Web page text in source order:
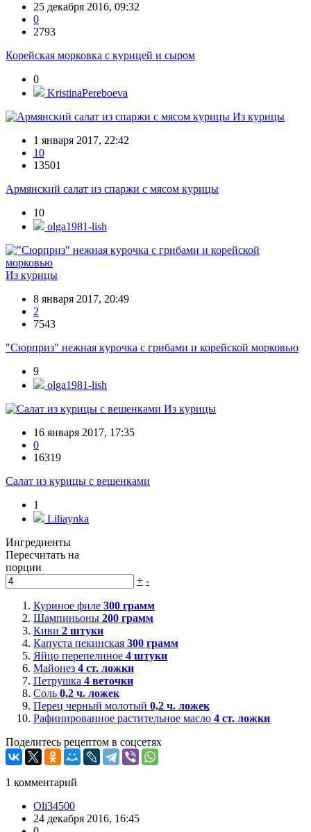
25 декабря 2016, 09:32
0
2793
Корейская морковка с курицей и сыром
0
KristinaPereboeva
Из курицы
1 января 2017, 22:42
10
13501
Армянский салат из спаржи с мясом курицы
10
olga1981-lish
Из курицы
8 января 2017, 20:49
2
7543
"Сюрприз" нежная курочка с грибами и корейской морковью
9
olga1981-lish
Из курицы
16 января 2017, 17:35
0
16319
Салат из курицы с вешенками
1
Liliaynka
Ингредиенты
Пересчитать на
порции
+ -
Куриное филе 300 грамм
Шампиньоны 200 грамм
Киви 2 штуки
Капуста пекинская 300 грамм
Яйцо перепелиное 4 штуки
Майонез 4 ст. ложки
Петрушка 4 веточки
Соль 0,2 ч. ложек
Перец черный молотый 0,2 ч. ложек
Рафинированное растительное масло 4 ст. ложки
Поделитесь рецептом в соцсетях
1 комментарий
Oli34500
24 декабря 2016, 16:45